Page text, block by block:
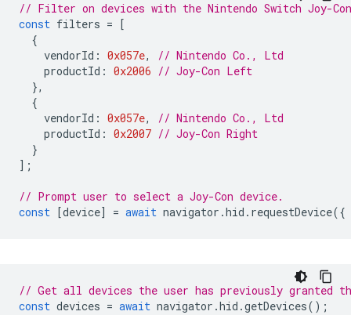
// Filter on devices with the Nintendo Switch Joy-Con
const filters = [
{
vendorId : 0x057e,
// Nintendo Co., Ltd
productId : 0x2006 // Joy-Con Left
},
{
vendorId : 0x057e,
// Nintendo Co., Ltd
productId : 0x2007 // Joy-Con Right
}
];
// Prompt user to select a Joy-Con device.
const [device] = await navigator .hid . requestDevice({
// Get all devices the user has previously granted
const devices = await navigator .hid .getDevices();